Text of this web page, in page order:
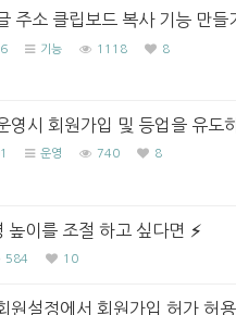
주소 클립보드 복사 기능 만들
기능 1118 8
영시 회원가입 및 등업을 유도
운영 740 8
이를 조절 하고 싶다면
584 10
원설정에서 회원가입 허가 허